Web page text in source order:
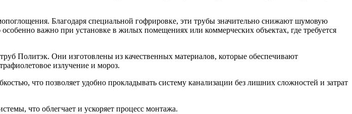
Благодаря специальной гофрировке, эти трубы значительно снижают шумовую
важно при установке в жилых помещениях или коммерческих объектах, где требуется
Политэк. Они изготовлены из качественных материалов, которые обеспечивают
излучение и мороз.
что позволяет удобно прокладывать систему канализации без лишних сложностей и затрат
что облегчает и ускоряет процесс монтажа.